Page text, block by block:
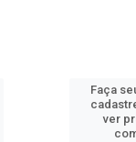
Faça
ver